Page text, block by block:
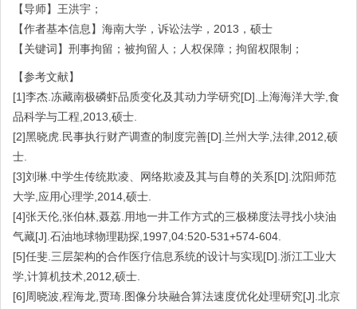
【导师】王洪宇；
【作者基本信息】海南大学，诉讼法学，2013，硕士
【关键词】刑事拘留；被拘留人；人权保障；拘留权限制；
【参考文献】
[1]李杰.冻藏南极磷虾品质变化及其动力学研究[D].上海海洋大学,食
品科学与工程,2013,硕士.
[2]黑晓虎.民事执行财产调查的制度完善[D].兰州大学,法律,2012,硕
士.
[3]刘琳.中学生传统欺凌、网络欺凌及其与自尊的关系[D].沈阳师范
大学,应用心理学,2014,硕士.
[4]张天伦,张伯林,聂荔.用地一井工作方式的三极梯度法寻找小块油
气藏[J].石油地球物理勘探,1997,04:520-531+574-604.
[5]任斐.三层架构的合作医疗信息系统的设计与实现[D].浙江工业大
学,计算机技术,2012,硕士.
[6]周晓波,程海龙,贾琦.图像分块融合算法速度优化处理研究[J].北京